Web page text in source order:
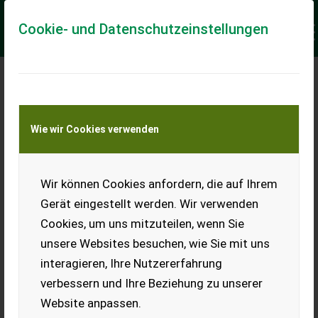
Cookie- und Datenschutzeinstellungen
Wie wir Cookies verwenden
Wir können Cookies anfordern, die auf Ihrem
Gerät eingestellt werden. Wir verwenden
Cookies, um uns mitzuteilen, wenn Sie
unsere Websites besuchen, wie Sie mit uns
interagieren, Ihre Nutzererfahrung
verbessern und Ihre Beziehung zu unserer
Website anpassen.
AGRO TIGER / ELIBOL
HÄNDLERANFORDERUNGEN
Geschäftsjahre